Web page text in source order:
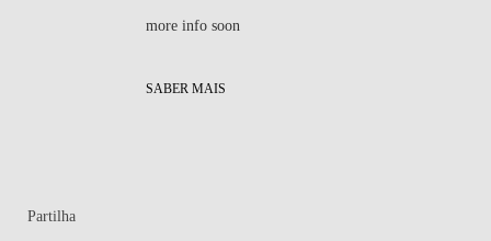
more info soon
SABER MAIS
Partilha